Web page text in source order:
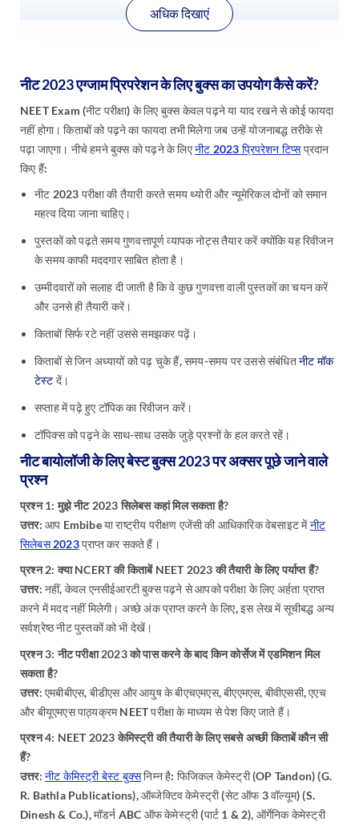
अधिक दिखाएं
नीट 2023 एग्जाम प्रिपरेशन के लिए बुक्स का उपयोग कैसे करें?
NEET Exam (नीट परीक्षा) के लिए बुक्स केवल पढ़ने या याद रखने से कोई फायदा
नहीं होगा। किताबों को पढ़ने का फायदा तभी मिलेगा जब उन्हें योजनाबद्ध तरीके से
पढ़ा जाएगा। नीचे हमने बुक्स को पढ़ने के लिएनीट 2023 प्रिपरेशन टिप्सप्रदान
किए हैं:
नीट 2023 परीक्षा की तैयारी करते समय थ्योरी और न्यूमेरिकल दोनों को समान
महत्व दिया जाना चाहिए।
पुस्तकों को पढ़ते समय गुणवत्तापूर्ण व्यापक नोट्स तैयार करें क्योंकि यह रिवीजन
के समय काफी मददगार साबित होता है।
उम्मीदवारों को सलाह दी जाती है कि वे कुछ गुणवत्ता वाली पुस्तकों का चयन करें
और उनसे ही तैयारी करें।
किताबों सिर्फ रटे नहीं उससे समझकर पढ़ें।
किताबों से जिन अध्यायों को पढ़ चुके हैं, समय-समय पर उससे संबंधितनीट मॉक
टेस्ट दें।
सप्ताह में पढ़े हुए टॉपिक का रिवीजन करें।
टॉपिक्स को पढ़ने के साथ-साथ उसके जुड़े प्रश्नों के हल करते रहें।
नीट बायोलॉजी के लिए बेस्ट बुक्स 2023 पर अक्सर पूछे जाने वाले
प्रश्न
प्रश्न 1: मुझे नीट 2023 सिलेबस कहां मिल सकता है?
उत्तर: आप Embibe या राष्ट्रीय परीक्षण एजेंसी की आधिकारिक वेबसाइट मेंनीट
सिलेबस 2023प्राप्त कर सकते हैं।
प्रश्न 2: क्या NCERT की किताबें NEET 2023 की तैयारी के लिए पर्याप्त हैं?
उत्तर: नहीं, केवल एनसीईआरटी बुक्स पढ़ने से आपको परीक्षा के लिए अर्हता प्राप्त
करने में मदद नहीं मिलेगी। अच्छे अंक प्राप्त करने के लिए, इस लेख में सूचीबद्ध अन्य
सर्वश्रेष्ठ नीट पुस्तकों को भी देखें।
प्रश्न 3: नीट परीक्षा 2023 को पास करने के बाद किन कोर्सेज में एडमिशन मिल
सकता है?
उत्तर: एमबीबीएस, बीडीएस और आयुष के बीएचएमएस, बीएएमएस, बीवीएससी, एएच
और बीयूएमएस पाठ्यक्रम NEET परीक्षा के माध्यम से पेश किए जाते हैं।
प्रश्न 4: NEET 2023 केमिस्ट्री की तैयारी के लिए सबसे अच्छी किताबें कौन सी
हैं?
उत्तर: नीट केमिस्ट्री बेस्ट बुक्सनिम्न है: फिजिकल केमेस्ट्री (OP Tandon) (G.
R. Bathla Publications), ऑब्जेक्टिव केमेस्ट्री (सेट ऑफ 3 वॉल्यूम) (S.
Dinesh & Co.), मॉडर्न ABC ऑफ केमेस्ट्री (पार्ट 1 & 2), ऑर्गेनिक केमेस्ट्री